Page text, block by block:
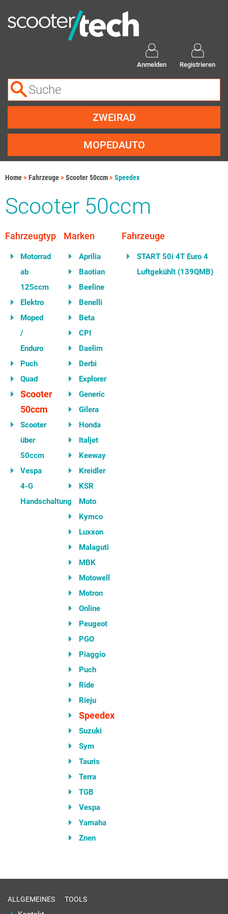
Anmelden Registrieren
ZWEIRAD
MOPEDAUTO
Home Fahrzeuge Scooter 50ccm Speedex
Scooter 50ccm
Fahrzeugtyp
Motorrad
ab
125ccm
Elektro
Moped
/
Enduro
Puch
Quad
Scooter
50ccm
Scooter
über
50ccm
Vespa
4-G
Handschaltung
Marken
Aprilia
Baotian
Beeline
Benelli
Beta
CPI
Daelim
Derbi
Explorer
Generic
Gilera
Honda
Italjet
Keeway
Kreidler
KSR
Moto
Kymco
Luxxon
Malaguti
MBK
Motowell
Motron
Online
Peugeot
PGO
Piaggio
Puch
Ride
Rieju
Speedex
Suzuki
Sym
Tauris
Terra
TGB
Vespa
Yamaha
Znen
Fahrzeuge
START 50i 4T Euro 4
Luftgekühlt (139QMB)
ALLGEMEINES TOOLS